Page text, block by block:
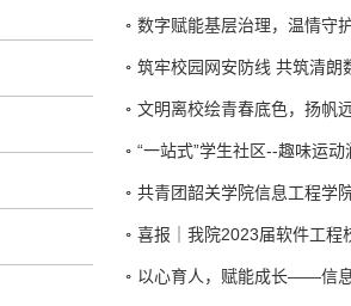
数字赋能基层治理，温情守
筑牢校园网安防线 共筑清
文明离校绘青春底色，扬帆
“一站式”学生社区--趣味运
共青团韶关学院信息工程学
喜报｜我院2023届软件工程
以心育人，赋能成长——信